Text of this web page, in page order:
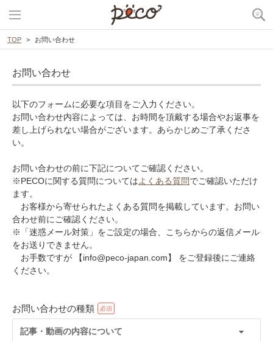
TOP お問い合わせ
お問い合わせ
以下のフォームに必要な項目をご入力ください。
お問い合わせ内容によっては、お時間を頂戴する場合やお返事を
差し上げられない場合がございます。あらかじめご了承くださ
い。
お問い合わせの前に下記についてご確認ください。
※PECOに関する質問についてはよくある質問でご確認いただけ
ます。
お客様から寄せられたよくある質問を掲載しています。お問い
合わせ前にご確認ください。
※「迷惑メール対策」をご設定の場合、こちらからの返信メール
をお送りできません。
お手数ですが 【info@peco-japan.com】 をご登録後にご連絡
ください。
お問い合わせの種類
記事・動画の内容について